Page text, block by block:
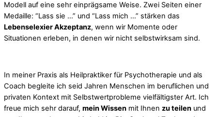
Modell auf eine sehr einprägsame Weise. Zwei Seiten einer
Medaille: “Lass sie …” und “Lass mich …” stärken das
Lebenselexier Akzeptanz, wenn wir Momente oder
Situationen erleben, in denen wir nicht selbstwirksam sind.
In meiner Praxis als Heilpraktiker für Psychotherapie und als
Coach begleite ich seid Jahren Menschen im beruflichen und
privaten Kontext mit Selbstwertprobleme vielfältigster Art. Ich
freue mich sehr darauf, mein Wissen mit Ihnen zu teilen und